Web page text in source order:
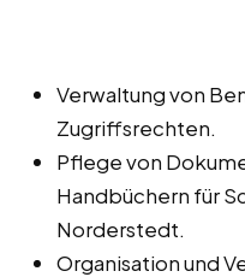
Verwaltung von
Zugriffsrechten.
Pflege von
Handbüchern für
Norderstedt.
Organisation und